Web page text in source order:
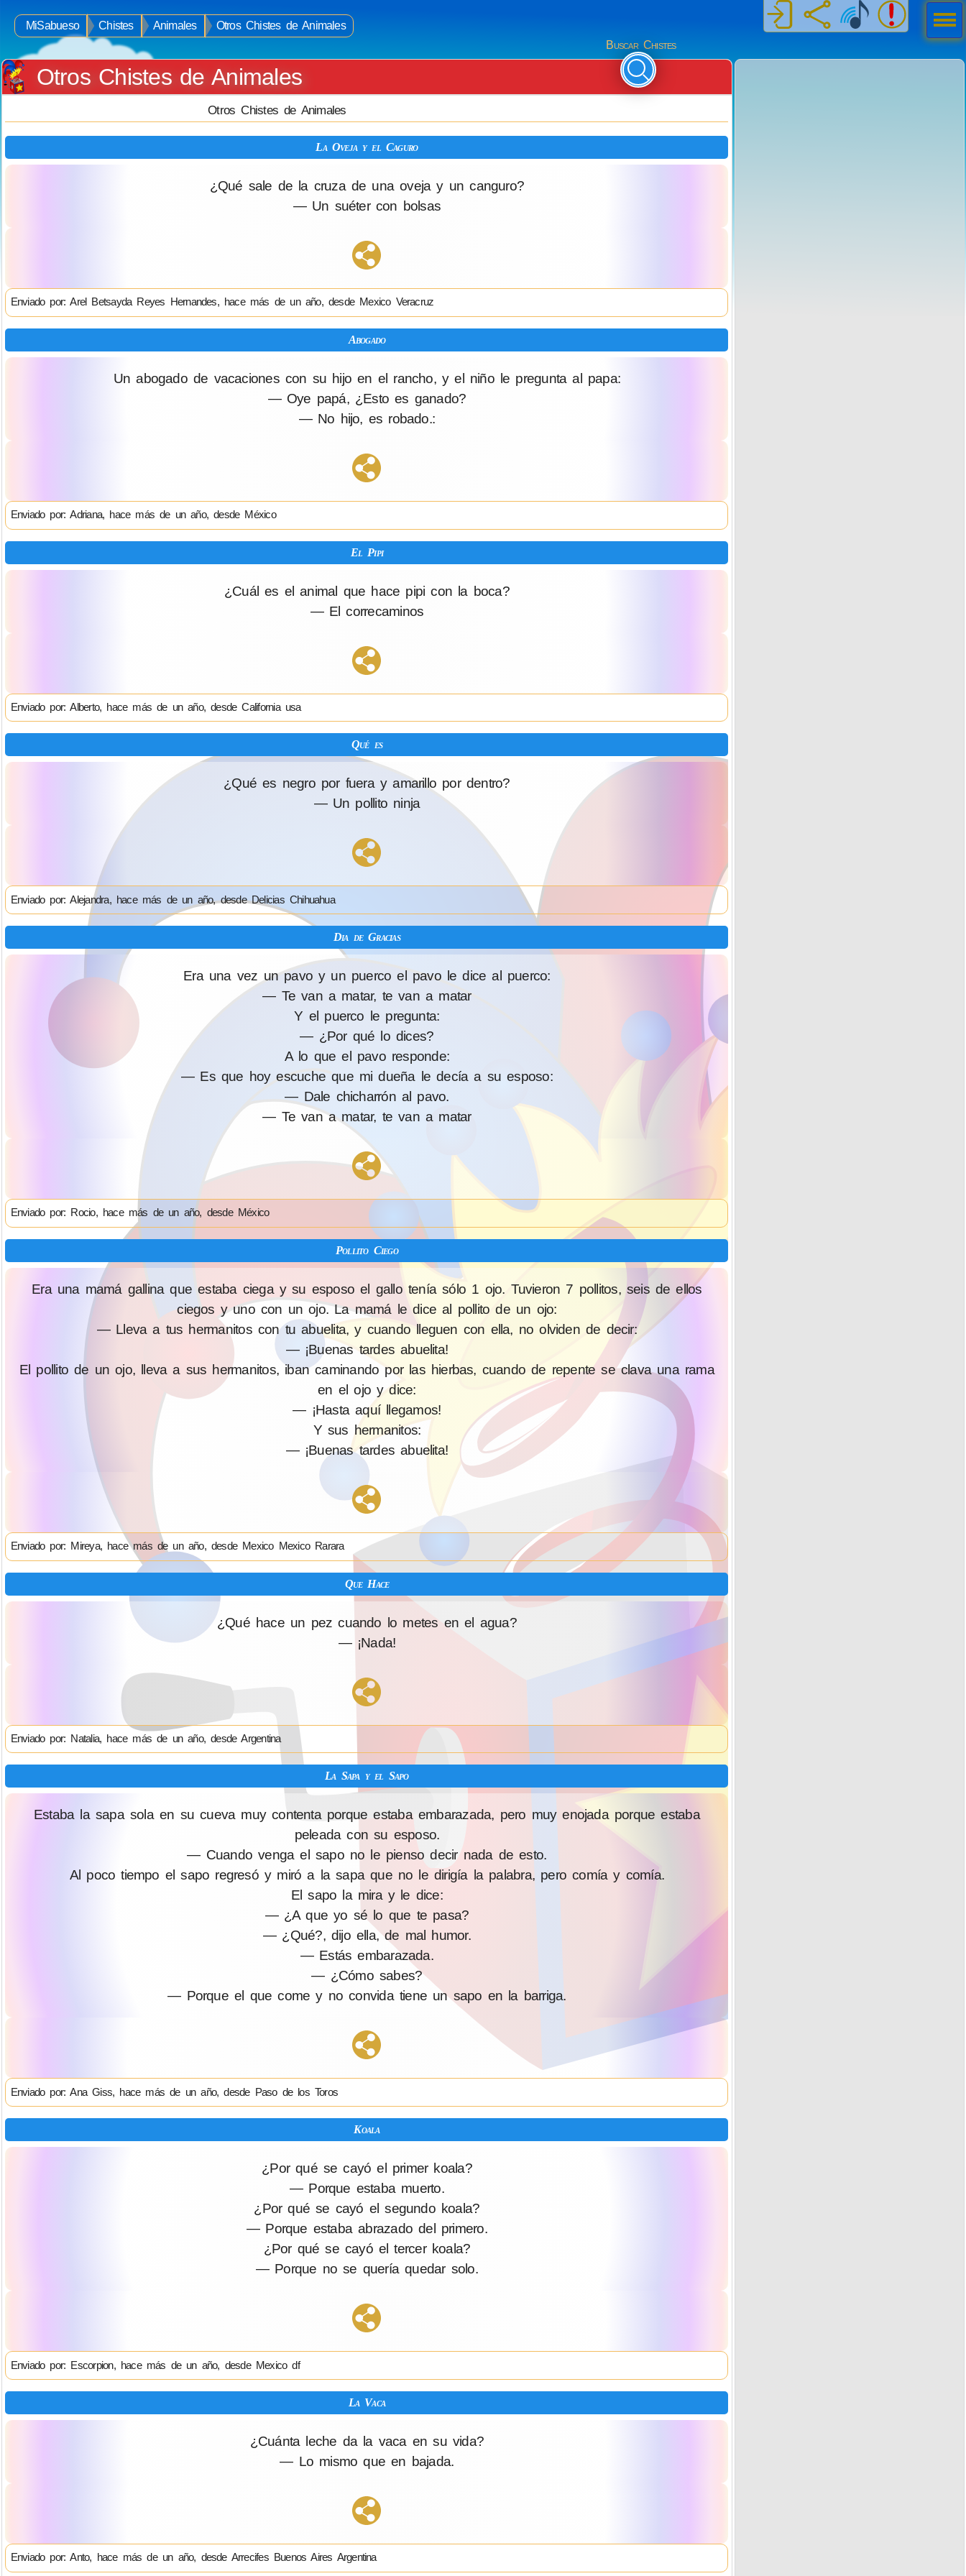
MiSabueso Chistes Animales
Otros Chistes de Animales
Buscar Chistes
Otros Chistes de Animales
Otros Chistes de Animales
La Oveja y el Caguro
¿Qué sale de la cruza de una oveja y un canguro?
— Un suéter con bolsas
Enviado por: Arel Betsayda Reyes Hernandes, hace más de un año, desde Mexico Veracruz
Abogado
Un abogado de vacaciones con su hijo en el rancho, y el niño le pregunta al papa:
— Oye papá, ¿Esto es ganado?
— No hijo, es robado.:
Enviado por: Adriana, hace más de un año, desde México
El Pipi
¿Cuál es el animal que hace pipi con la boca?
— El correcaminos
Enviado por: Alberto, hace más de un año, desde California usa
Qué es
¿Qué es negro por fuera y amarillo por dentro?
— Un pollito ninja
Enviado por: Alejandra, hace más de un año, desde Delicias Chihuahua
Dia de Gracias
Era una vez un pavo y un puerco el pavo le dice al puerco:
— Te van a matar, te van a matar
Y el puerco le pregunta:
— ¿Por qué lo dices?
A lo que el pavo responde:
— Es que hoy escuche que mi dueña le decía a su esposo:
— Dale chicharrón al pavo.
— Te van a matar, te van a matar
Enviado por: Rocio, hace más de un año, desde México
Pollito Ciego
Era una mamá gallina que estaba ciega y su esposo el gallo tenía sólo 1 ojo. Tuvieron 7 pollitos, seis de ellos
ciegos y uno con un ojo. La mamá le dice al pollito de un ojo:
— Lleva a tus hermanitos con tu abuelita, y cuando lleguen con ella, no olviden de decir:
— ¡Buenas tardes abuelita!
El pollito de un ojo, lleva a sus hermanitos, iban caminando por las hierbas, cuando de repente se clava una rama
en el ojo y dice:
— ¡Hasta aquí llegamos!
Y sus hermanitos:
— ¡Buenas tardes abuelita!
Enviado por: Mireya, hace más de un año, desde Mexico Mexico Rarara
Que Hace
¿Qué hace un pez cuando lo metes en el agua?
— ¡Nada!
Enviado por: Natalia, hace más de un año, desde Argentina
La Sapa y el Sapo
Estaba la sapa sola en su cueva muy contenta porque estaba embarazada, pero muy enojada porque estaba
peleada con su esposo.
— Cuando venga el sapo no le pienso decir nada de esto.
Al poco tiempo el sapo regresó y miró a la sapa que no le dirigía la palabra, pero comía y comía.
El sapo la mira y le dice:
— ¿A que yo sé lo que te pasa?
— ¿Qué?, dijo ella, de mal humor.
— Estás embarazada.
— ¿Cómo sabes?
— Porque el que come y no convida tiene un sapo en la barriga.
Enviado por: Ana Giss, hace más de un año, desde Paso de los Toros
Koala
¿Por qué se cayó el primer koala?
— Porque estaba muerto.
¿Por qué se cayó el segundo koala?
— Porque estaba abrazado del primero.
¿Por qué se cayó el tercer koala?
— Porque no se quería quedar solo.
Enviado por: Escorpion, hace más de un año, desde Mexico df
La Vaca
¿Cuánta leche da la vaca en su vida?
— Lo mismo que en bajada.
Enviado por: Anto, hace más de un año, desde Arrecifes Buenos Aires Argentina
Men
ú